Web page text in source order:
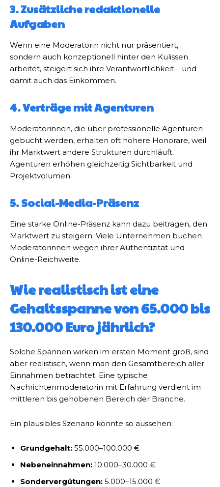
3. Zusätzliche redaktionelle
Aufgaben
Wenn eine Moderatorin nicht nur präsentiert,
sondern auch konzeptionell hinter den Kulissen
arbeitet, steigert sich ihre Verantwortlichkeit – und
damit auch das Einkommen.
4. Verträge mit Agenturen
Moderatorinnen, die über professionelle Agenturen
gebucht werden, erhalten oft höhere Honorare, weil
ihr Marktwert andere Strukturen durchläuft.
Agenturen erhöhen gleichzeitig Sichtbarkeit und
Projektvolumen.
5. Social-Media-Präsenz
Eine starke Online-Präsenz kann dazu beitragen, den
Marktwert zu steigern. Viele Unternehmen buchen
Moderatorinnen wegen ihrer Authentizität und
Online-Reichweite.
Wie realistisch ist eine
Gehaltsspanne von 65.000 bis
130.000 Euro jährlich?
Solche Spannen wirken im ersten Moment groß, sind
aber realistisch, wenn man den Gesamtbereich aller
Einnahmen betrachtet. Eine typische
Nachrichtenmoderatorin mit Erfahrung verdient im
mittleren bis gehobenen Bereich der Branche.
Ein plausibles Szenario könnte so aussehen:
Grundgehalt: 55.000–100.000 €
Nebeneinnahmen: 10.000–30.000 €
Sondervergütungen: 5.000–15.000 €